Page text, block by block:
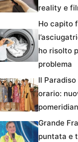
reality e
Ho capito
ho risolto
problema
Il
orario:
Grande
puntata e